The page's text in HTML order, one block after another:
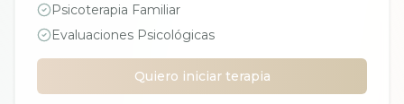
Psicoterapia Familiar
Evaluaciones Psicológicas
Quiero iniciar terapia